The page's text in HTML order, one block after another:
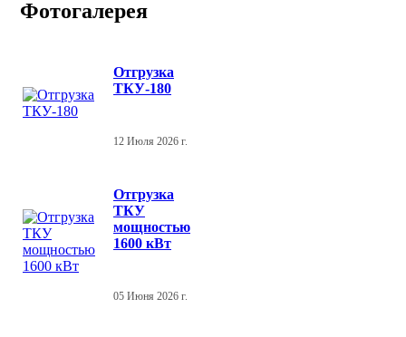
Фотогалерея
Отгрузка
ТКУ-180
12 Июля 2026 г.
Отгрузка
ТКУ
мощностью
1600 кВт
05 Июня 2026 г.